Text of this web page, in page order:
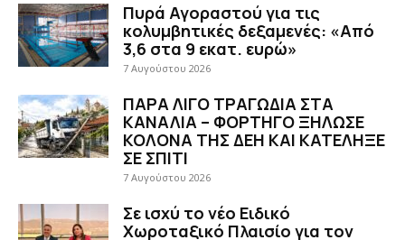
Πυρά Αγοραστού για τις
κολυμβητικές δεξαμενές: «Από
3,6 στα 9 εκατ. ευρώ»
7 Αυγούστου 2026
ΠΑΡΑ ΛΙΓΟ ΤΡΑΓΩΔΙΑ ΣΤΑ
ΚΑΝΑΛΙΑ – ΦΟΡΤΗΓΟ ΞΗΛΩΣΕ
ΚΟΛΟΝΑ ΤΗΣ ΔΕΗ ΚΑΙ ΚΑΤΕΛΗΞΕ
ΣΕ ΣΠΙΤΙ
7 Αυγούστου 2026
Σε ισχύ το νέο Ειδικό
Χωροταξικό Πλαισίο για τον